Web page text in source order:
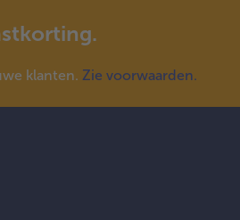
klanten. Zie voorwaarden.